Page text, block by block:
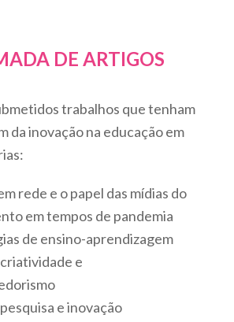
DE ARTIGOS
trabalhos que tenham
da inovação na educação em
rede e o papel das mídias do
em tempos de pandemia
de ensino-aprendizagem
e
e inovação